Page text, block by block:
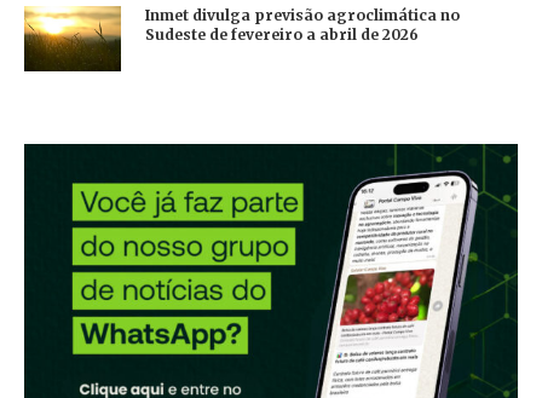
Inmet divulga previsão agroclimática no
Sudeste de fevereiro a abril de 2026